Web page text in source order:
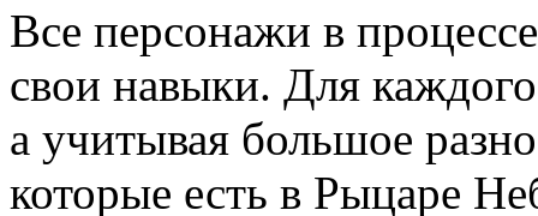
Все персонажи в
свои навыки. Для
а учитывая большое
которые есть в Рыцаре